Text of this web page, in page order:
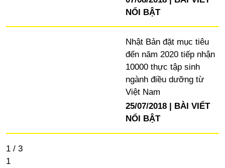
NỔI BẬT
Nhật Bản đặt mục tiêu
đến năm 2020 tiếp nhận
10000 thực tập sinh
ngành điều dưỡng từ
Việt Nam
25/07/2018
BÀI VIẾT
NỔI BẬT
1 / 3
1